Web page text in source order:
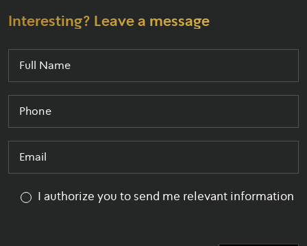
Interesting? Leave a message
Full Name (required)
Phone (required)
Email (required)
I authorize you to send me relevant information